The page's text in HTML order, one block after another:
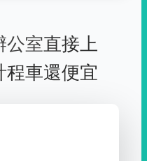
公室直接上
程車還便宜